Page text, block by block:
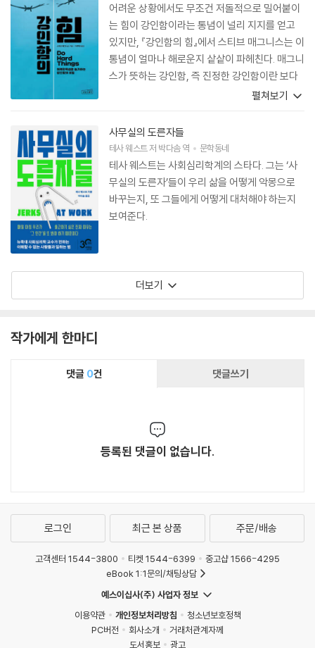
어려운 상황에서도 무조건 저돌적으로 밀어붙이
는 힘이 강인함이라는 통념이 널리 지지를 얻고
있지만, 『강인함의 힘』에서 스티브 매그니스는 이
통념이 얼마나 해로운지 샅샅이 파헤친다. 매그니
스가 뜻하는 강인함, 즉 진정한 강인함이란 보다
섬세하고, 너그럽고, 유연하고, 학습 가능한 자질
를 무시하고 무조건 앞으로 밀고 나가는 방식이
가짜 강인함이라면, 진정한 강인함은 자신의 한
계를 그대로 인정하고, 내면의 소리를 해석하고,
신중하게 자신의 반응을 선택하는 힘이다. 이 책
은 스포츠나 여러 분야에서 적용하는 극기와 힘의
논리에 관한 내 생각을 바꿔놓았다.
펼쳐보기
사무실의 도른자들
테사 웨스트저 박다솜역 문학동네
테사 웨스트는 사회심리학계의 스타다. 그는 ‘사
무실의 도른자’들이 우리 삶을 어떻게 악몽으로
바꾸는지, 또 그들에게 어떻게 대처해야 하는지
보여준다.
더보기
작가에게 한마디
댓글 0건 댓글쓰기
등록된 댓글이 없습니다.
로그인 최근 본 상품 주문/배송
고객센터 1544-3800 티켓 1544-6399
중고샵 1566-4295
eBook 1:1문의/채팅상담
예스이십사(주) 사업자 정보
이용약관
개인정보처리방침
청소년보호정책
PC버전
회사소개
거래처관계자께
도서홍보
광고